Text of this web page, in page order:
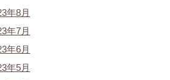
年8月
年7月
年6月
年5月